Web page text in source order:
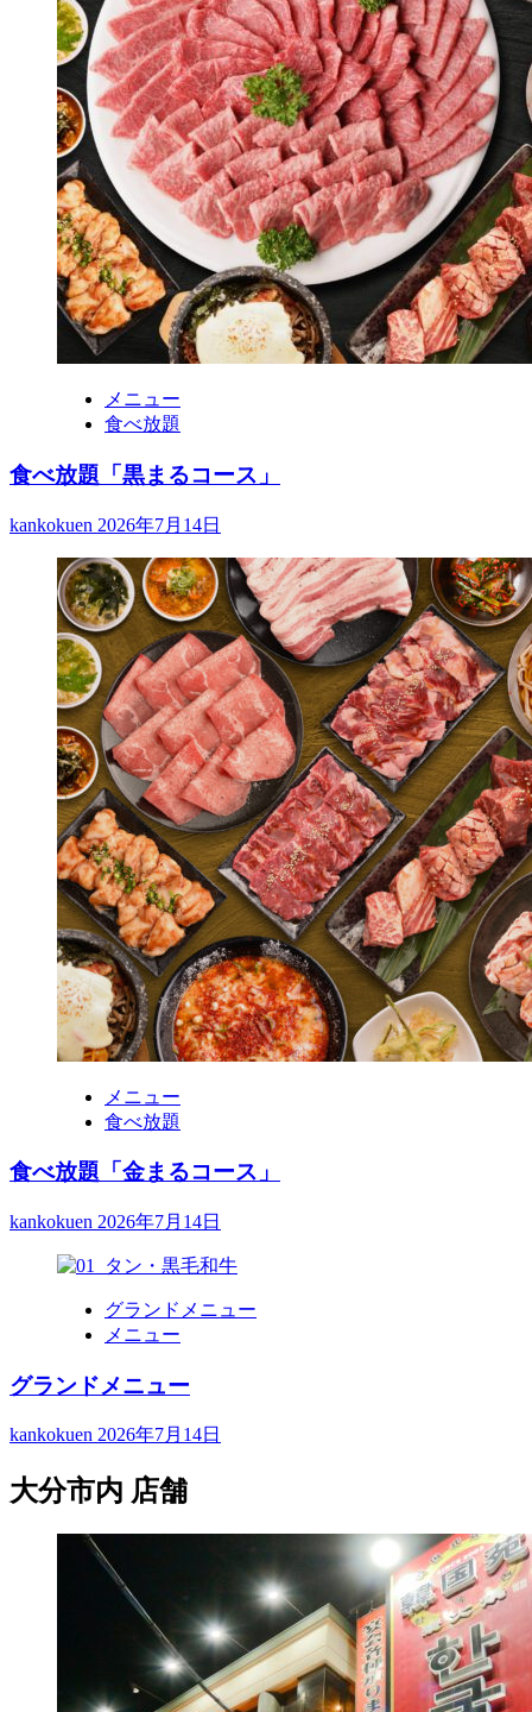
メニュー
食べ放題
食べ放題「黒まるコース」
kankokuen 2026年7月14日
メニュー
食べ放題
食べ放題「金まるコース」
kankokuen 2026年7月14日
グランドメニュー
メニュー
グランドメニュー
kankokuen 2026年7月14日
大分市内 店舗